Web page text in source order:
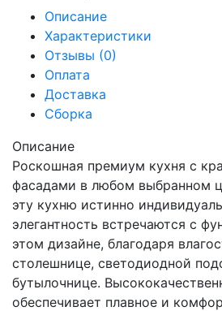
Описание
Характеристики
Отзывы (0)
Оплата
Доставка
Сборка
Описание
Роскошная премиум кухня с
фасадами в любом выбранном
эту кухню истинно
элегантность встречаются с
этом дизайне, благодаря
столешнице, светодиодной
бутылочнице.
обеспечивает плавное и